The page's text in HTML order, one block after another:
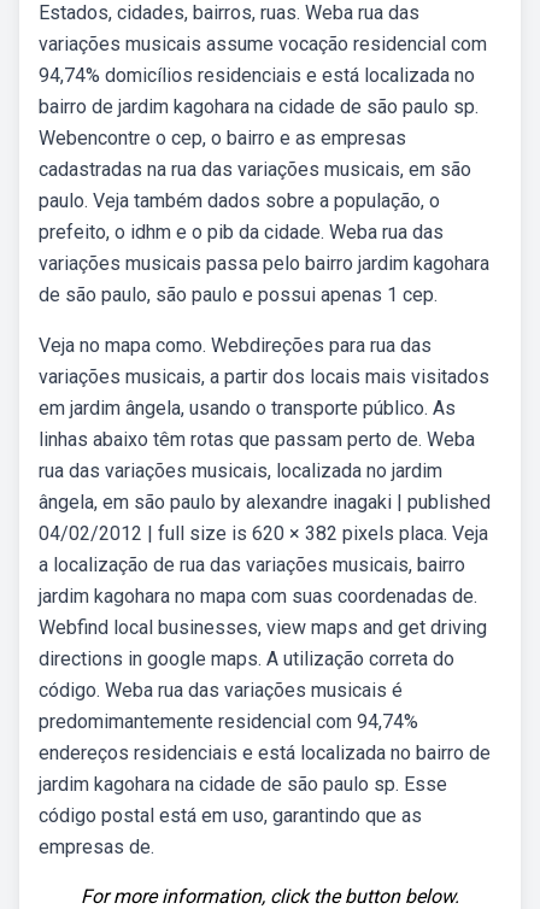
Estados, cidades, bairros, ruas. Weba rua das
variações musicais assume vocação residencial com
94,74% domicílios residenciais e está localizada no
bairro de jardim kagohara na cidade de são paulo sp.
Webencontre o cep, o bairro e as empresas
cadastradas na rua das variações musicais, em são
paulo. Veja também dados sobre a população, o
prefeito, o idhm e o pib da cidade. Weba rua das
variações musicais passa pelo bairro jardim kagohara
de são paulo, são paulo e possui apenas 1 cep.
Veja no mapa como. Webdireções para rua das
variações musicais, a partir dos locais mais visitados
em jardim ângela, usando o transporte público. As
linhas abaixo têm rotas que passam perto de. Weba
rua das variações musicais, localizada no jardim
ângela, em são paulo by alexandre inagaki | published
04/02/2012 | full size is 620 × 382 pixels placa. Veja
a localização de rua das variações musicais, bairro
jardim kagohara no mapa com suas coordenadas de.
Webfind local businesses, view maps and get driving
directions in google maps. A utilização correta do
código. Weba rua das variações musicais é
predomimantemente residencial com 94,74%
endereços residenciais e está localizada no bairro de
jardim kagohara na cidade de são paulo sp. Esse
código postal está em uso, garantindo que as
empresas de.
For more information, click the button below.